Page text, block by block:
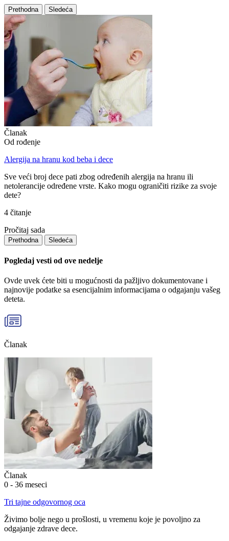
Prethodna Sledeća
Članak
Od rođenjе
Alergija na hranu kod beba i dece
Sve veći broj dece pati zbog određenih alergija na hranu ili
netolerancije određene vrste. Kako mogu ograničiti rizike za svoje
dete?
4 čitanje
Pročitaj sada
Prethodna Sledeća
Pogledaj vesti od ove nedelje
Ovde uvek ćete biti u mogućnosti da pažljivo dokumentovane i
najnovije podatke sa esencijalnim informacijama o odgajanju vašeg
deteta.
Članak
Članak
0 - 36 meseci
Tri tajne odgovornog oca
Živimo bolje nego u prošlosti, u vremenu koje je povoljno za
odgajanje zdrave dece.